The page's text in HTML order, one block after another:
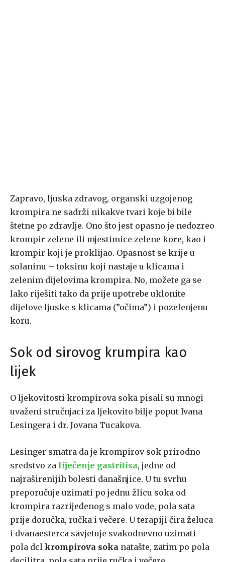
Zapravo, ljuska zdravog, organski uzgojenog
krompira ne sadrži nikakve tvari koje bi bile
štetne po zdravlje. Ono što jest opasno je nedozreo
krompir zelene ili mjestimice zelene kore, kao i
krompir koji je proklijao. Opasnost se krije u
solaninu – toksinu koji nastaje u klicama i
zelenim dijelovima krompira. No, možete ga se
lako riješiti tako da prije upotrebe uklonite
dijelove ljuske s klicama (”očima”) i pozelenjenu
koru.
Sok od sirovog krumpira kao
lijek
O ljekovitosti krompirova soka pisali su mnogi
uvaženi stručnjaci za ljekovito bilje poput Ivana
Lesingera i dr. Jovana Tucakova.
Lesinger smatra da je krompirov sok prirodno
sredstvo za liječenje gastritisa, jedne od
najraširenijih bolesti današnjice. U tu svrhu
preporučuje uzimati po jednu žlicu soka od
krompira razrijeđenog s malo vode, pola sata
prije doručka, ručka i večere. U terapiji čira želuca
i dvanaesterca savjetuje svakodnevno uzimati
pola dcl krompirova soka natašte, zatim po pola